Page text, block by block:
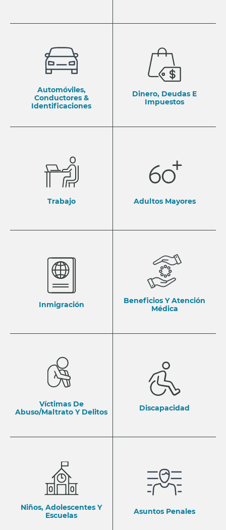
Automóviles,
Conductores &
Identificaciones
Dinero, Deudas E
Impuestos
Trabajo Adultos Mayores
Inmigración
Beneficios Y Atención
Médica
Víctimas De
Abuso/Maltrato Y Delitos
Discapacidad
Niños, Adolescentes Y
Escuelas
Asuntos Penales